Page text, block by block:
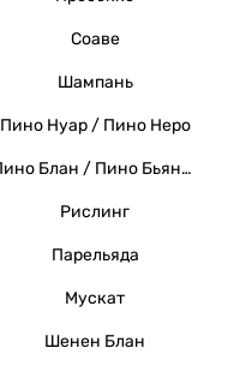
Соаве
Шампань
Пино Нуар / Пино Неро
Пино Блан / Пино Бьянко / Вайссер Бургундер
Рислинг
Парельяда
Мускат
Шенен Блан